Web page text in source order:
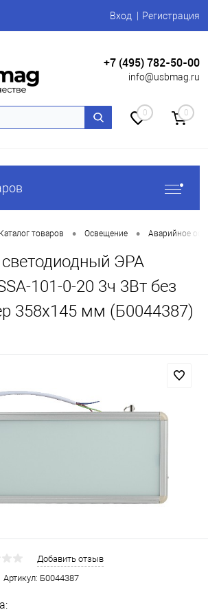
Вход Регистрация
+7 (495) 782-50-00
info@usbmag.ru
0 0
Каталог товаров • Освещение • Аварийное
ЭРА
101-0-20 3ч 3Вт без
358х145 мм (Б0044387)
Добавить отзыв
Артикул: Б0044387